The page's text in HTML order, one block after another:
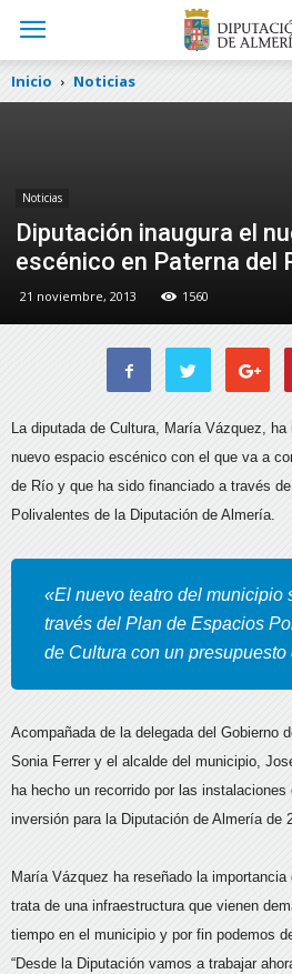
Inicio Noticias
Noticias
Diputación inaugura el
escénico en Paterna del
21 noviembre, 2013 1560
La diputada de Cultura, María Vázquez, ha
nuevo espacio escénico con el que va a
de Río y que ha sido financiado a través
Polivalentes de la Diputación de Almería.
«El nuevo teatro del municipio
través del Plan de Espacios
de Cultura con un
Acompañada de la delegada del Gobierno
Sonia Ferrer y el alcalde del municipio,
ha hecho un recorrido por las
inversión para la Diputación de Almería de
María Vázquez ha reseñado la
trata de una infraestructura que vienen
tiempo en el municipio y por fin podemos
“Desde la Diputación vamos a trabajar